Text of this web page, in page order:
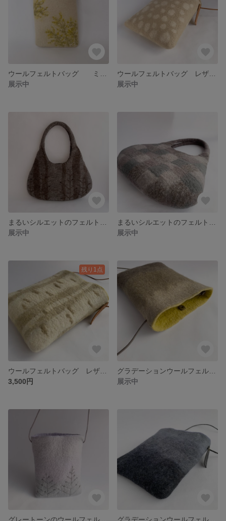
展示中
展示中
展示中
展示中
残り1点
3,500円
展示中